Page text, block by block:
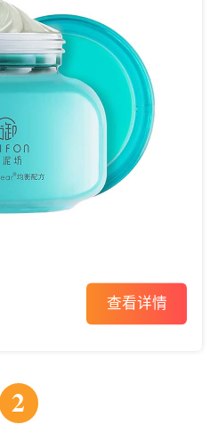
查看详情
2